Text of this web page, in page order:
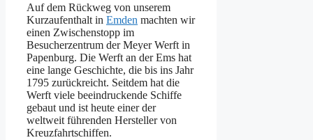
Auf dem Rückweg von unserem
Kurzaufenthalt in Emden machten wir
einen Zwischenstopp im
Besucherzentrum der Meyer Werft in
Papenburg. Die Werft an der Ems hat
eine lange Geschichte, die bis ins Jahr
1795 zurückreicht. Seitdem hat die
Werft viele beeindruckende Schiffe
gebaut und ist heute einer der
weltweit führenden Hersteller von
Kreuzfahrtschiffen.